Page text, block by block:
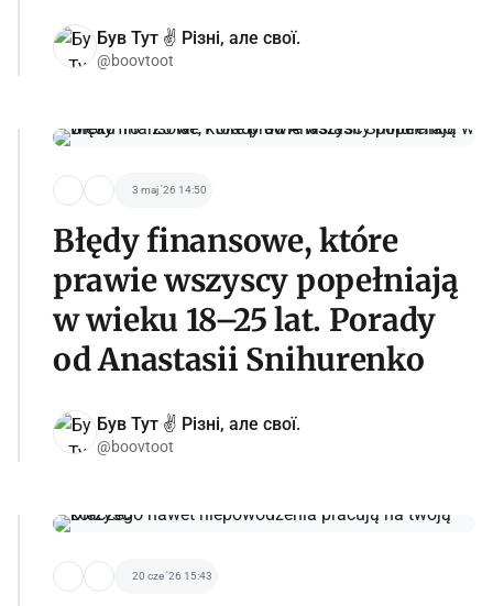
Був Тут ✌️ Різні, але свої.
@boovtoot
3 maj '26 14:50
Błędy finansowe, które
prawie wszyscy popełniają
w wieku 18–25 lat. Porady
od Anastasii Snihurenko
Був Тут ✌️ Різні, але свої.
@boovtoot
20 cze '26 15:43